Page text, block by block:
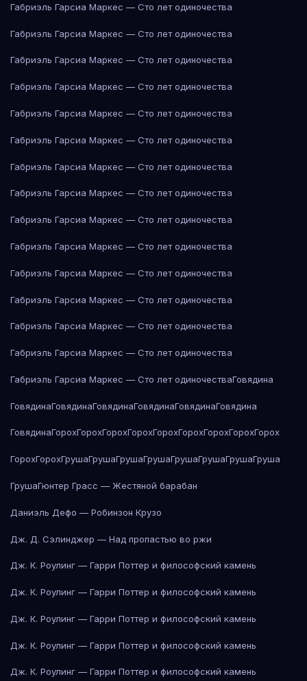
Габриэль Гарсиа Маркес — Сто лет одиночества
Габриэль Гарсиа Маркес — Сто лет одиночества
Габриэль Гарсиа Маркес — Сто лет одиночества
Габриэль Гарсиа Маркес — Сто лет одиночества
Габриэль Гарсиа Маркес — Сто лет одиночества
Габриэль Гарсиа Маркес — Сто лет одиночества
Габриэль Гарсиа Маркес — Сто лет одиночества
Габриэль Гарсиа Маркес — Сто лет одиночества
Габриэль Гарсиа Маркес — Сто лет одиночества
Габриэль Гарсиа Маркес — Сто лет одиночества
Габриэль Гарсиа Маркес — Сто лет одиночества
Габриэль Гарсиа Маркес — Сто лет одиночества
Габриэль Гарсиа Маркес — Сто лет одиночества
Габриэль Гарсиа Маркес — Сто лет одиночества
Габриэль Гарсиа Маркес — Сто лет одиночестваГовядина
ГовядинаГовядинаГовядинаГовядинаГовядинаГовядина
ГовядинаГорохГорохГорохГорохГорохГорохГорохГорохГорох
ГорохГорохГрушаГрушаГрушаГрушаГрушаГрушаГрушаГруша
ГрушаГюнтер Грасс — Жестяной барабан
Даниэль Дефо — Робинзон Крузо
Дж. Д. Сэлинджер — Над пропастью во ржи
Дж. К. Роулинг — Гарри Поттер и философский камень
Дж. К. Роулинг — Гарри Поттер и философский камень
Дж. К. Роулинг — Гарри Поттер и философский камень
Дж. К. Роулинг — Гарри Поттер и философский камень
Дж. К. Роулинг — Гарри Поттер и философский камень